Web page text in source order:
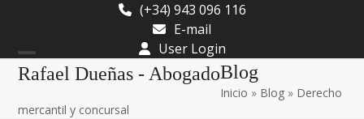
content
(+34) 943 096 116
E-mail
User Login
Rafael Dueñas - Abogado
Open
Close
Blog
Inicio » Blog » Derecho
mercantil y concursal